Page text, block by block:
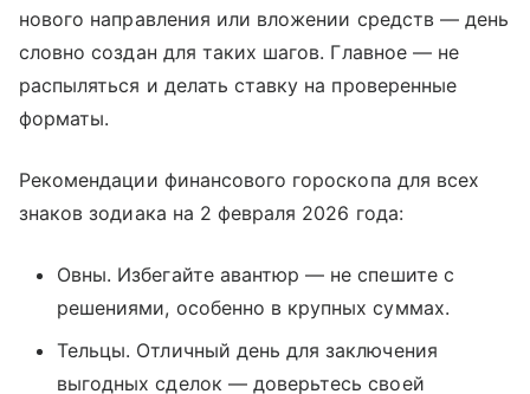
нового направления или вложении средств — день
словно создан для таких шагов. Главное — не
распыляться и делать ставку на проверенные
форматы.
Рекомендации финансового гороскопа для всех
знаков зодиака на 2 февраля 2026 года:
Овны. Избегайте авантюр — не спешите с
решениями, особенно в крупных суммах.
Тельцы. Отличный день для заключения
выгодных сделок — доверьтесь своей